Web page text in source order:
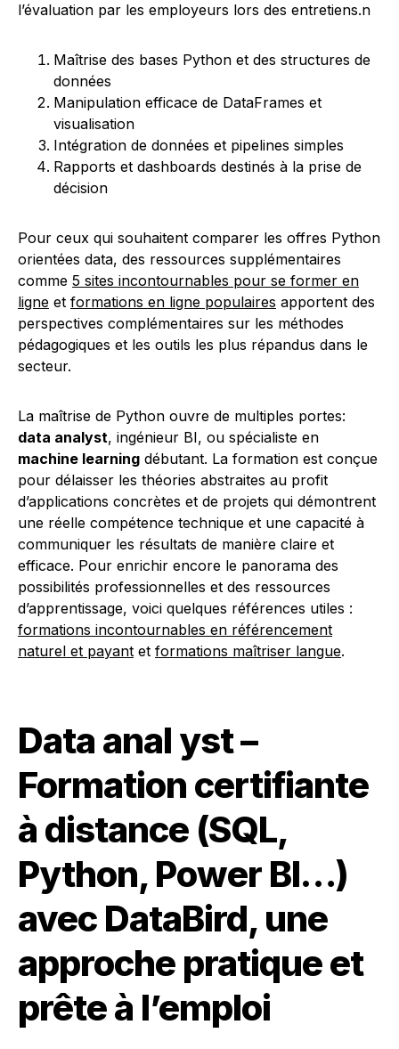
l’évaluation par les employeurs lors des entretiens.n
Maîtrise des bases Python et des structures de
données
Manipulation efficace de DataFrames et
visualisation
Intégration de données et pipelines simples
Rapports et dashboards destinés à la prise de
décision
Pour ceux qui souhaitent comparer les offres Python
orientées data, des ressources supplémentaires
comme 5 sites incontournables pour se former en
ligne et formations en ligne populaires apportent des
perspectives complémentaires sur les méthodes
pédagogiques et les outils les plus répandus dans le
secteur.
La maîtrise de Python ouvre de multiples portes:
data analyst, ingénieur BI, ou spécialiste en
machine learning débutant. La formation est conçue
pour délaisser les théories abstraites au profit
d’applications concrètes et de projets qui démontrent
une réelle compétence technique et une capacité à
communiquer les résultats de manière claire et
efficace. Pour enrichir encore le panorama des
possibilités professionnelles et des ressources
d’apprentissage, voici quelques références utiles :
formations incontournables en référencement
naturel et payant et formations maîtriser langue.
Data anal yst –
Formation certifiante
à distance (SQL,
Python, Power BI…)
avec DataBird, une
approche pratique et
prête à l’emploi